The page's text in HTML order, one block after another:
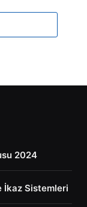
2024
İkaz Sistemleri